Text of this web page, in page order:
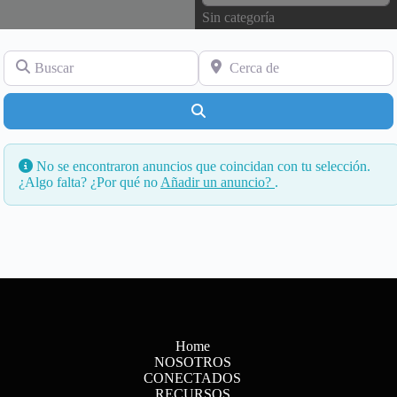
Sin categoría
Buscar Cerca de
No se encontraron anuncios que coincidan con tu selección.
¿Algo falta? ¿Por qué no Añadir un anuncio? .
Home
NOSOTROS
CONECTADOS
RECURSOS